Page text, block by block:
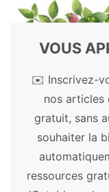
Nov
2017 Feb
471731
Hinz M,
and
Treat.
https://
Pour
guides santé
Découvrez
Plantes
Açaï-Acérola
Artichaut-
Aubépine-
Boswellia-
VOUS
✉️ Inscrivez-
nos articles
gratuit, sans
souhaiter la
ressources